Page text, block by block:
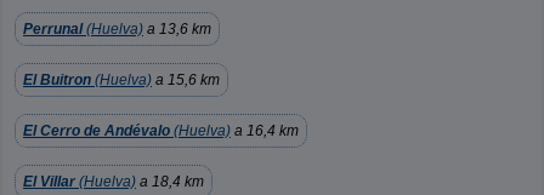
Perrunal(Huelva) a 13,6 km
El Buitron (Huelva) a 15,6 km
El Cerro de Andévalo (Huelva) a 16,4 km
El Villar (Huelva) a 18,4 km